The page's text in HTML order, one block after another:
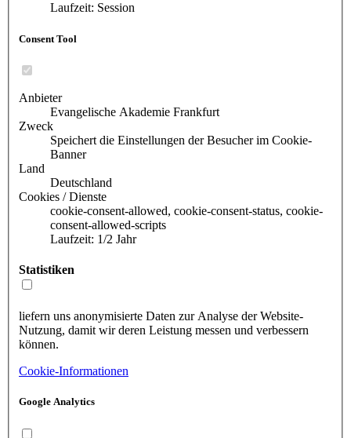
Laufzeit: Session
Consent Tool
Anbieter
Evangelische Akademie Frankfurt
Zweck
Speichert die Einstellungen der Besucher im Cookie-
Banner
Land
Deutschland
Cookies / Dienste
cookie-consent-allowed, cookie-consent-status, cookie-
consent-allowed-scripts
Laufzeit: 1/2 Jahr
Statistiken
liefern uns anonymisierte Daten zur Analyse der Website-
Nutzung, damit wir deren Leistung messen und verbessern
können.
Cookie-Informationen
Google Analytics